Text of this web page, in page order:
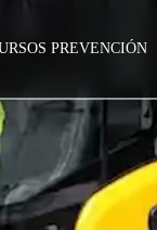
PREVENCIÓN